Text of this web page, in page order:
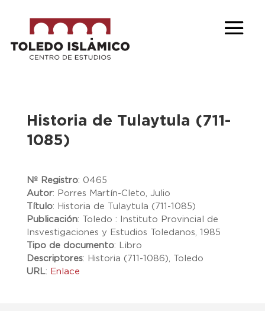
Historia de Tulaytula (711-
1085)
Nº Registro: 0465
Autor: Porres Martín-Cleto, Julio
Título: Historia de Tulaytula (711-1085)
Publicación:
Toledo : Instituto Provincial de
Insvestigaciones y Estudios Toledanos, 1985
Tipo de documento: Libro
Descriptores: Historia (711-1086), Toledo
URL: Enlace